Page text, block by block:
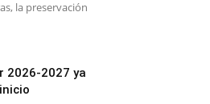
la preservación
2026-2027 ya